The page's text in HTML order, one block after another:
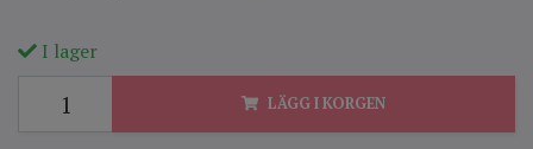
I lager
LÄGG I KORGEN